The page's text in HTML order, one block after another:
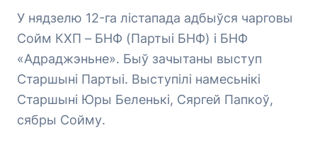
У нядзелю 12-га лістапада адбыўся чарговы
Сойм КХП – БНФ (Партыі БНФ) і БНФ
«Адраджэньне». Быў зачытаны выступ
Старшыні Партыі. Выступілі намесьнікі
Старшыні Юры Беленькі, Сяргей Папкоў,
сябры Сойму.